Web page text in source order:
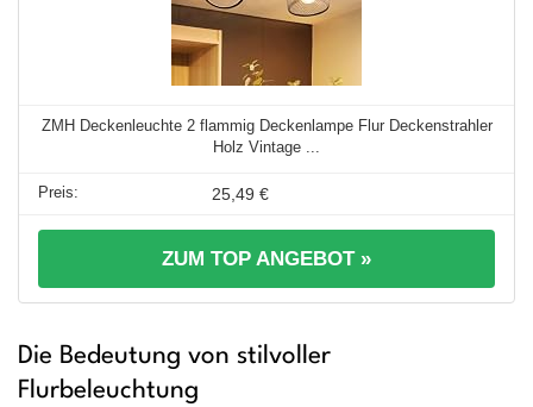
ZMH Deckenleuchte 2 flammig Deckenlampe Flur Deckenstrahler
Holz Vintage ...
25,49 €
ZUM TOP ANGEBOT »
Die Bedeutung von stilvoller
Flurbeleuchtung